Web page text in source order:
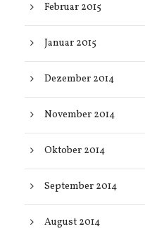
Februar 2015
Januar 2015
Dezember 2014
November 2014
Oktober 2014
September 2014
August 2014